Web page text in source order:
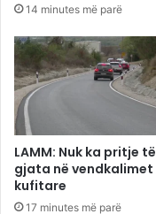
14 minutes më parë
LAMM: Nuk ka pritje të
gjata në vendkalimet
kufitare
17 minutes më parë